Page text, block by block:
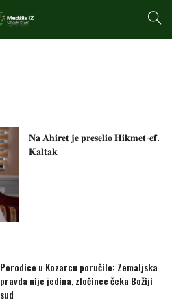
𝐍𝐚 𝐀𝐡𝐢𝐫𝐞𝐭 𝐣𝐞 𝐩𝐫𝐞𝐬𝐞𝐥𝐢𝐨 𝐇𝐢𝐤𝐦𝐞𝐭-𝐞𝐟.
𝐊𝐚𝐥𝐭𝐚𝐤
Porodice u Kozarcu poručile: Zemaljska
pravda nije jedina, zločince čeka Božiji
sud